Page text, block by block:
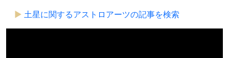
土星に関するアストロアーツの記事を検索